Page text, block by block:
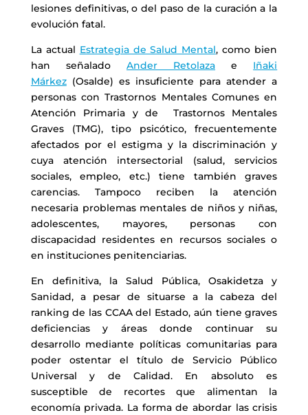
lesiones definitivas, o del paso de la curación a la
evolución fatal.
La actual Estrategia de Salud Mental, como bien
han señalado Ander Retolaza e Iñaki
Márkez(Osalde) es insuficiente para atender a
personas con Trastornos Mentales Comunes en
Atención Primaria y de Trastornos Mentales
Graves (TMG), tipo psicótico, frecuentemente
afectados por el estigma y la discriminación y
cuya atención intersectorial (salud, servicios
sociales, empleo, etc.) tiene también graves
carencias. Tampoco reciben la atención
necesaria problemas mentales de niños y niñas,
adolescentes, mayores, personas con
discapacidad residentes en recursos sociales o
en instituciones penitenciarias.
En definitiva, la Salud Pública, Osakidetza y
Sanidad, a pesar de situarse a la cabeza del
ranking de las CCAA del Estado, aún tiene graves
deficiencias y áreas donde continuar su
desarrollo mediante políticas comunitarias para
poder ostentar el título de Servicio Público
Universal y de Calidad. En absoluto es
susceptible de recortes que alimentan la
economía privada. La forma de abordar las crisis